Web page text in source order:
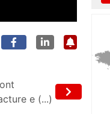
e (...)